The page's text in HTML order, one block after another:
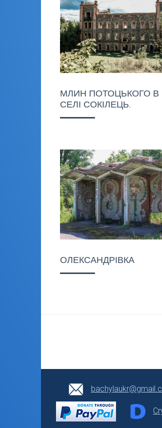
МЛИН ПОТОЦЬКОГО В
СЕЛІ СОКІЛЕЦЬ.
ОЛЕКСАНДРІВКА